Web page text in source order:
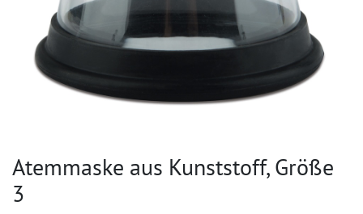
Atemmaske aus Kunststoff, Größe
3